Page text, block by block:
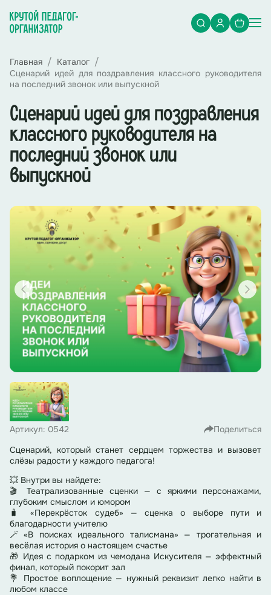
Главная
Каталог
Сценарий идей для поздравления классного руководителя
на последний звонок или выпускной
Сценарий идей для поздравления
классного руководителя на
последний звонок или
выпускной
Артикул: 0542
Поделиться
Сценарий, который станет сердцем торжества и вызовет
слёзы радости у каждого педагога!
💥 Внутри вы найдете:
🎬 Театрализованные сценки — с яркими персонажами,
глубоким смыслом и юмором
🧳 «Перекрёсток судеб» — сценка о выборе пути и
благодарности учителю
🪄 «В поисках идеального талисмана» — трогательная и
весёлая история о настоящем счастье
🎁 Идея с подарком из чемодана Искусителя — эффектный
финал, который покорит зал
💐 Простое воплощение — нужный реквизит легко найти в
любом классе